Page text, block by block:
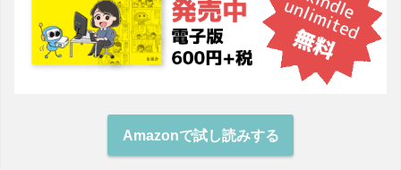
Amazonで試し読みする